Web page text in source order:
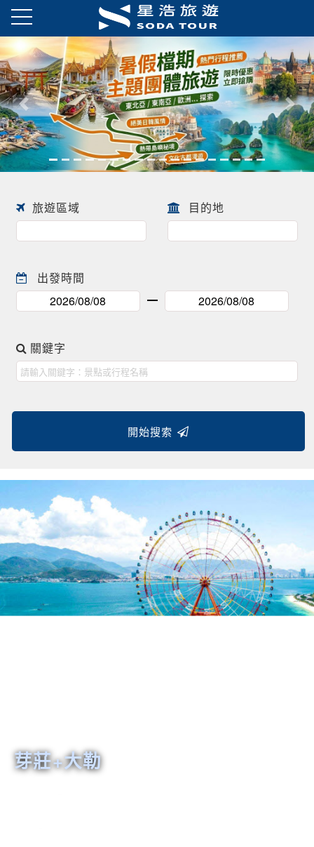
往前 往後
旅遊區域 目的地
出發時間
關鍵字
開始搜索
芽莊+大勒
日本京都